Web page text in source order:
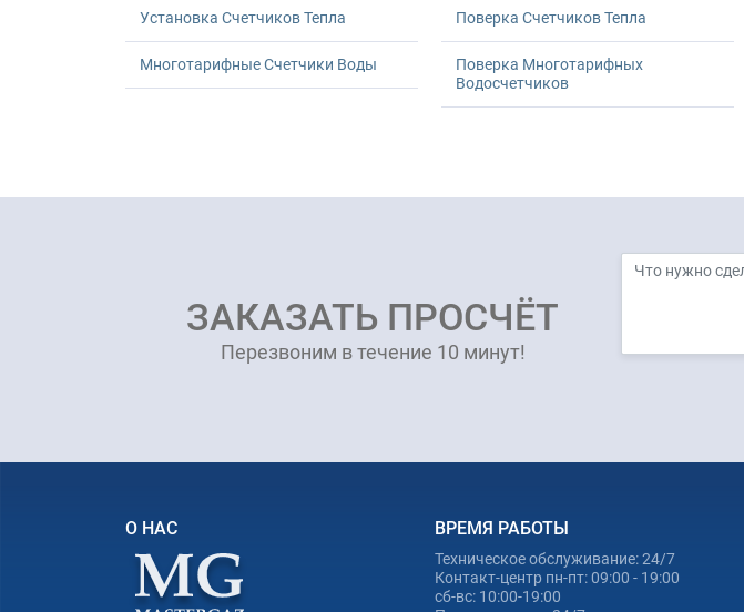
Установка Счетчиков Тепла
Многотарифные Счетчики Воды
Поверка Счетчиков Тепла
Поверка Многотарифных
Водосчетчиков
ЗАКАЗАТЬ ПРОСЧЁТ
Перезвоним в течение 10 минут!
О НАС ВРЕМЯ РАБОТЫ
Техническое обслуживание: 24/7
Контакт-центр пн-пт: 09:00 - 19:00
сб-вс: 10:00-19:00